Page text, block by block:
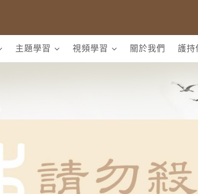
主題學習 視頻學習 關於我們 護持